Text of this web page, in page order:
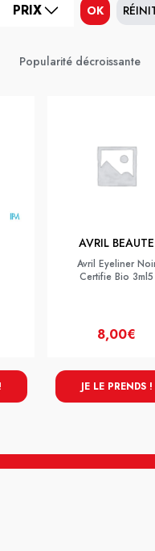
PRIX OK
AVRIL BEAUTE
Avril Eyeliner
Certifie Bio 3ml5
8,00€
JE LE PRENDS !